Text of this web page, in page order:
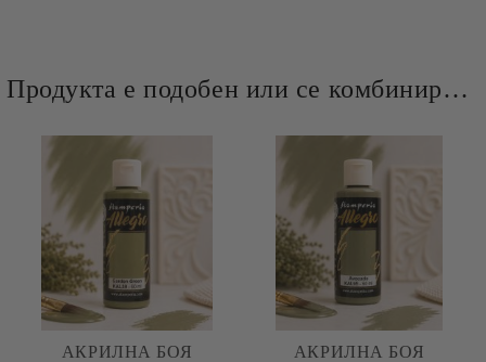
Продукта е подобен или се комбинира добре и със следните продукти :
АКРИЛНА БОЯ
АКРИЛНА БОЯ